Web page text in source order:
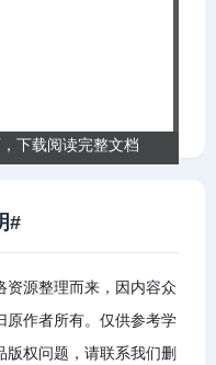
下载阅读完整文档
#
资源整理而来，因内容众
原作者所有。仅供参考学
权问题，请联系我们删